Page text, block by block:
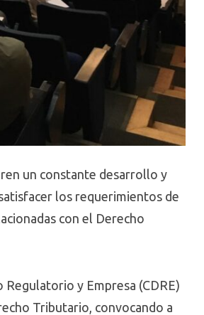
un constante desarrollo y
los requerimientos de
con el Derecho
y Empresa (CDRE)
Tributario, convocando a